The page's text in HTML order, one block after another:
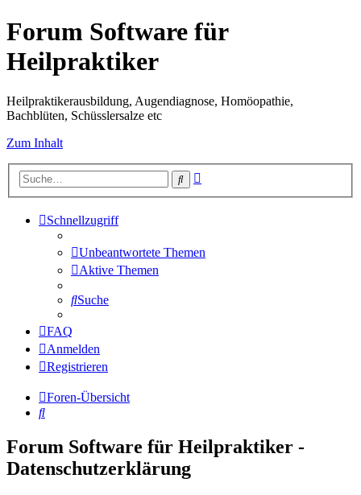
Forum Software für
Heilpraktiker
Heilpraktikerausbildung, Augendiagnose, Homöopathie,
Bachblüten, Schüsslersalze etc
Zum Inhalt
Suche
Schnellzugriff
Unbeantwortete Themen
Aktive Themen
Suche
FAQ
Anmelden
Registrieren
Foren-Übersicht
Suche
Forum Software für Heilpraktiker -
Datenschutzerklärung